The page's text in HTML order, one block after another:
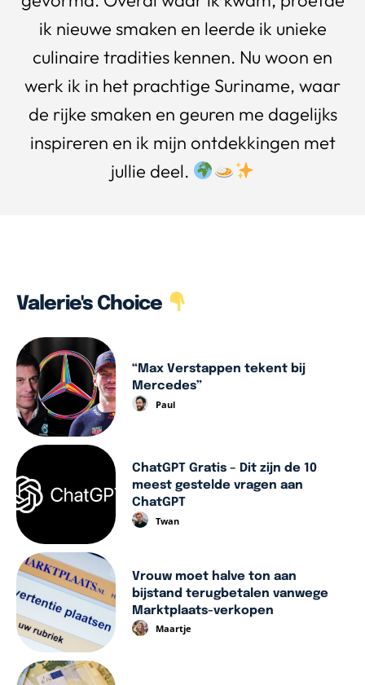
ik nieuwe smaken en leerde ik unieke
culinaire tradities kennen. Nu woon en
werk ik in het prachtige Suriname, waar
de rijke smaken en geuren me dagelijks
inspireren en ik mijn ontdekkingen met
jullie deel.
Valerie's Choice
“Max Verstappen tekent bij
Mercedes”
Paul
ChatGPT Gratis – Dit zijn de 10
meest gestelde vragen aan
ChatGPT
Twan
Vrouw moet halve ton aan
bijstand terugbetalen vanwege
Marktplaats-verkopen
Maartje